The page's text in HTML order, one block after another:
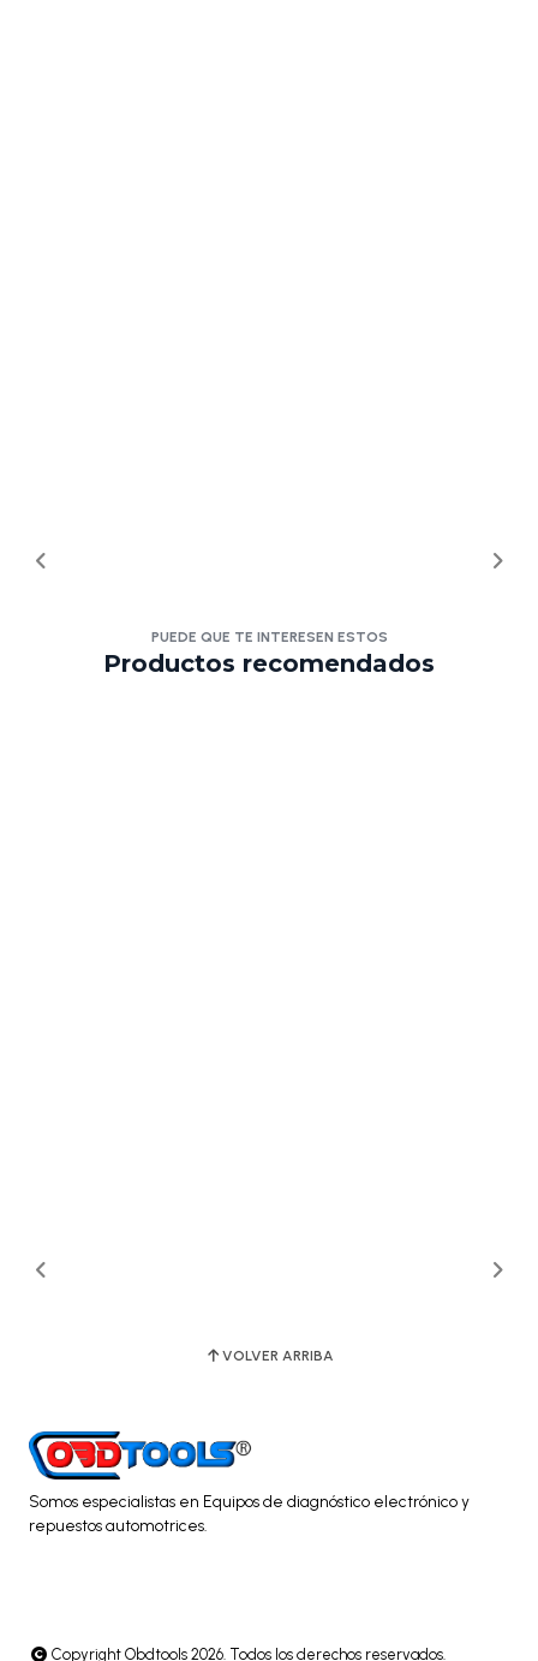
PUEDE QUE TE INTERESEN ESTOS
Productos recomendados
VOLVER ARRIBA
Somos especialistas en Equipos de diagnóstico electrónico y
repuestos automotrices.
Copyright Obdtools 2026. Todos los derechos reservados.